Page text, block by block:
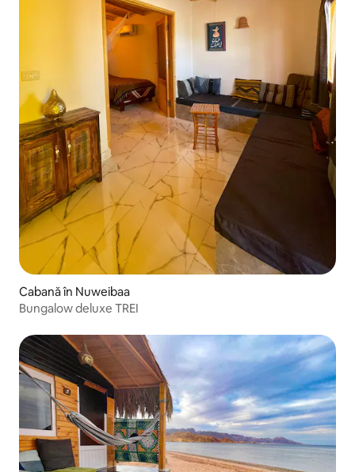
Cabană în Nuweibaa
Bungalow deluxe TREI